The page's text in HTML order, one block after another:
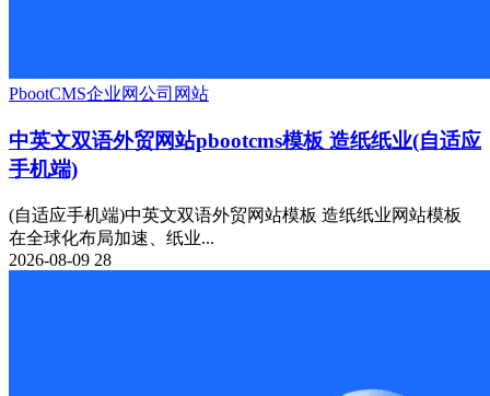
PbootCMS企业网公司网站
中英文双语外贸网站pbootcms模板 造纸纸业(自适应
手机端)
(自适应手机端)中英文双语外贸网站模板 造纸纸业网站模板
在全球化布局加速、纸业...
2026-08-09 28